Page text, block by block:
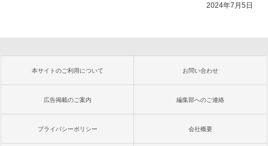
2024年7月5日
本サイトのご利用について お問い合わせ
広告掲載のご案内 編集部へのご連絡
プライバシーポリシー 会社概要